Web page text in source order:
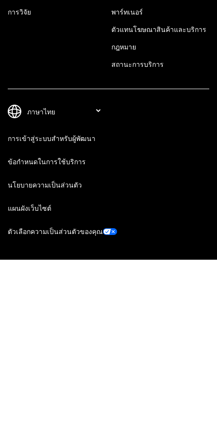
การวิจัย พาร์ทเนอร์
ตัวแทนโฆษณาสินค้าและบริการ
กฎหมาย
สถานะการบริการ
การเข้าสู่ระบบสำหรับผู้พัฒนา
ข้อกำหนดในการใช้บริการ
นโยบายความเป็นส่วนตัว
แผนผังเว็บไซต์
ตัวเลือกความเป็นส่วนตัวของคุณ